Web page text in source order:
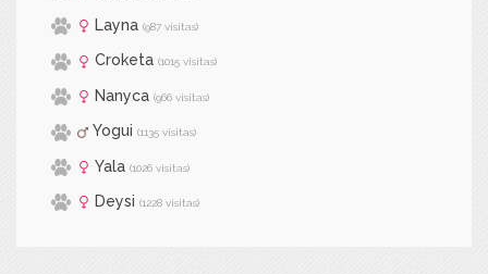
Layna (987 visitas)
Croketa (1015 visitas)
Nanyca (966 visitas)
Yogui (1135 visitas)
Yala (1026 visitas)
Deysi (1228 visitas)